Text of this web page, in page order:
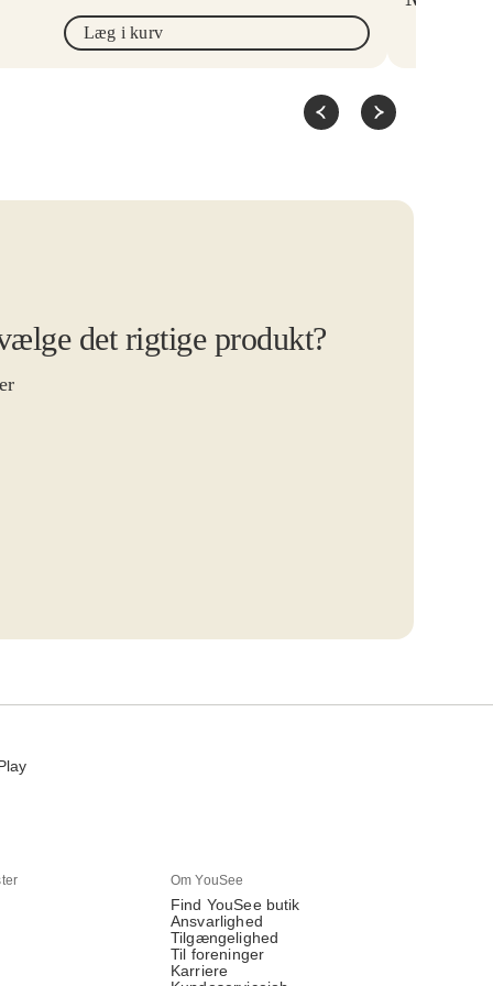
Læg i kurv
det rigtige produkt?
Om YouSee
Find YouSee butik
Ansvarlighed
Tilgængelighed
Til foreninger
Karriere